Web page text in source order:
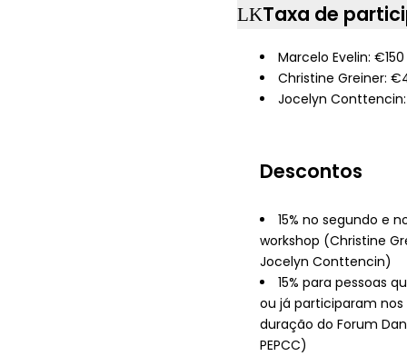
Taxa de
Marcelo Evelin: €150
Christine Greiner:
Jocelyn
Descontos
15% no segundo e
workshop (Christine
Jocelyn Conttencin)
15% para pessoas
ou já participaram
duração do Forum
PEPCC)